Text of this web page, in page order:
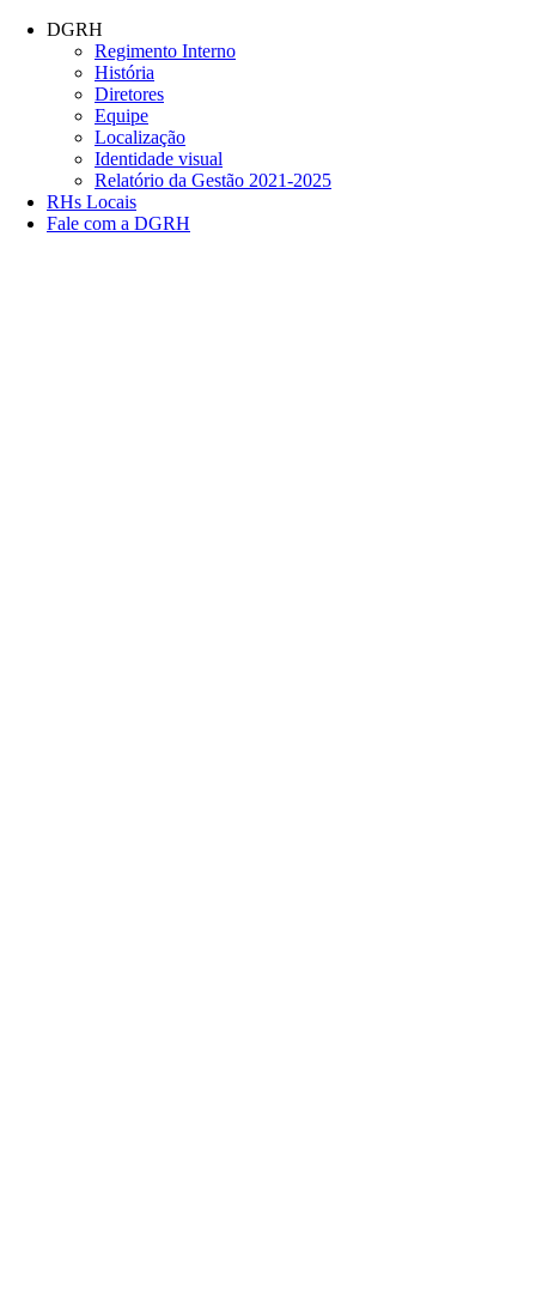
Conteúdo principal
DGRH
Regimento Interno
História
Diretores
Equipe
Localização
Identidade visual
Relatório da Gestão 2021-2025
RHs Locais
Fale com a DGRH